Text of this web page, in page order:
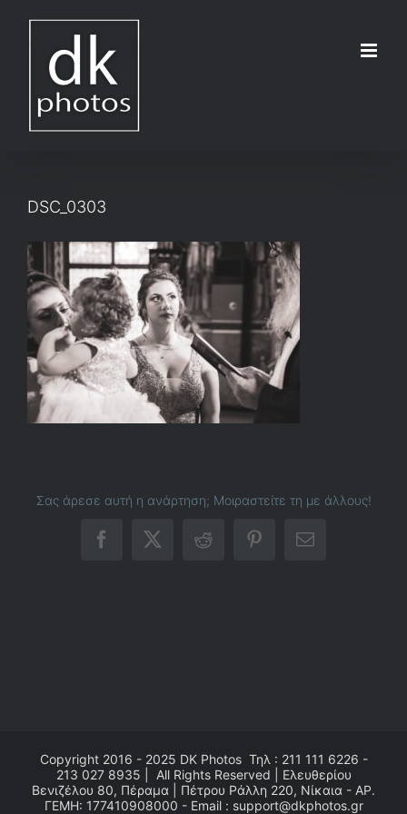
DSC_0303
Σας άρεσε αυτή η ανάρτηση; Μοιραστείτε τη με άλλους!
Facebook
X RedditPinterestEmail
Copyright 2016 - 2025 DK PhotosΤηλ : 211 111 6226 -
213 027 8935 | All Rights Reserved | Ελευθερίου
Βενιζέλου 80, Πέραμα | Πέτρου Ράλλη 220, Νίκαια - ΑΡ.
ΓΕΜΗ: 177410908000 - Email : support@dkphotos.gr